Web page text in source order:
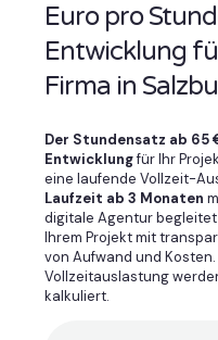
Euro pro
Entwicklung
Firma in
Der Stundensatz ab 65
Entwicklungfür Ihr
eine laufende Vollzeit-
Laufzeit ab 3 Monaten
digitale Agentur
Ihrem Projekt mit
von Aufwand und
Vollzeitauslastung
kalkuliert.